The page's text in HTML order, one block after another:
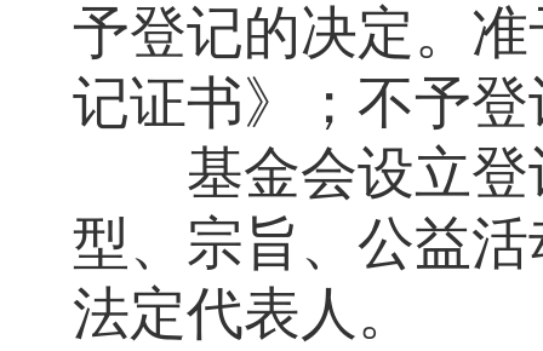
予登记的决定。
记证书》；不予
基金会设立登
型、宗旨、公益
法定代表人。